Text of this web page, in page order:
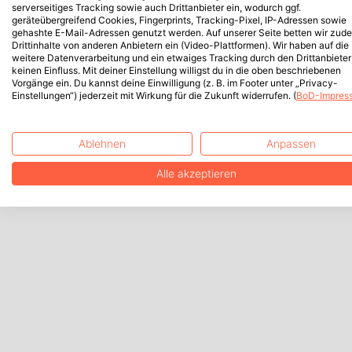
serverseitiges Tracking sowie auch Drittanbieter ein, wodurch ggf.
geräteübergreifend Cookies, Fingerprints, Tracking-Pixel, IP-Adressen sowie
gehashte E-Mail-Adressen genutzt werden. Auf unserer Seite betten wir
Drittinhalte von anderen Anbietern ein (Video-Plattformen). Wir haben auf die
weitere Datenverarbeitung und ein etwaiges Tracking durch den Drittanbieter
keinen Einfluss. Mit deiner Einstellung willigst du in die oben beschriebenen
Vorgänge ein. Du kannst deine Einwilligung (z. B. im Footer unter „Privacy-
Einstellungen“) jederzeit mit Wirkung für die Zukunft widerrufen. (BoD-
Ablehnen Anpassen
Alle akzeptieren